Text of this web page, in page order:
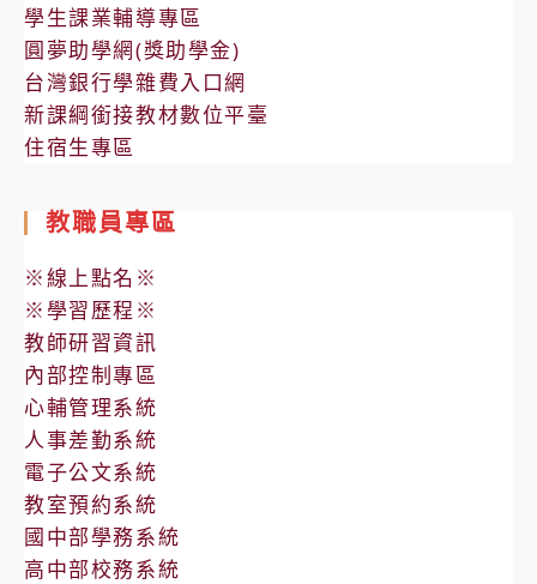
學生課業輔導專區
圓夢助學網(獎助學金)
台灣銀行學雜費入口網
新課綱銜接教材數位平臺
住宿生專區
教職員專區
※線上點名※
※學習歷程※
教師研習資訊
內部控制專區
心輔管理系統
人事差勤系統
電子公文系統
教室預約系統
國中部學務系統
高中部校務系統